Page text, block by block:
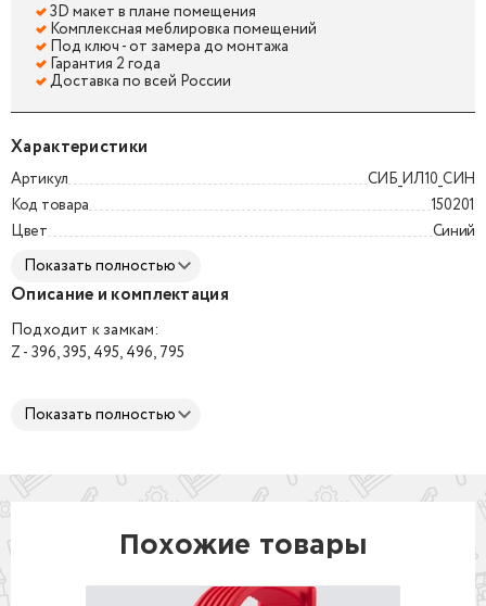
3D макет в плане помещения
Комплексная меблировка помещений
Под ключ - от замера до монтажа
Гарантия 2 года
Доставка по всей России
Характеристики
Артикул
СИБ_ИЛ10_СИН
Код товара
150201
Цвет
Синий
Показать полностью
Описание и комплектация
Подходит к замкам:
Z - 396, 395, 495, 496, 795
Гипоаллергенный медицинский платиновый силикон
M - диаметр 65 мм
Доступные цвета:
Показать полностью
Похожие товары